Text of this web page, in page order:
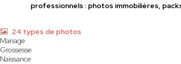
professionnels : photos immobilières,
24 types de photos
Mariage
Grossesse
Naissance